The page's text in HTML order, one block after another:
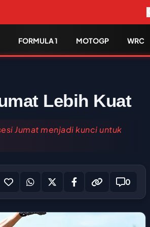
FORMULA 1 MOTOGP WRC
Lebih Kuat
Jumat menjadi kunci untuk
0